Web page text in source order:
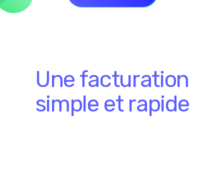
Une facturation
simple et rapide